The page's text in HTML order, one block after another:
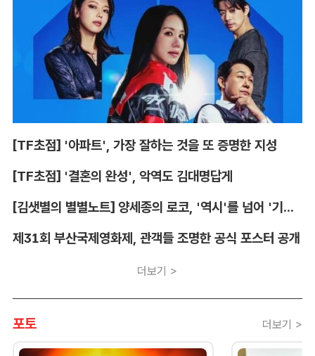
[TF초점] '아파트', 가장 잘하는 것을 또 증명한 지성
[TF초점] '결혼의 완성', 악역도 김대명답게
[김샛별의 별별노트] 양세종의 로코, '역시'를 넘어 '기대 이상'
제31회 부산국제영화제, 관객들 조명한 공식 포스터 공개
더보기 >
포토 더보기 >